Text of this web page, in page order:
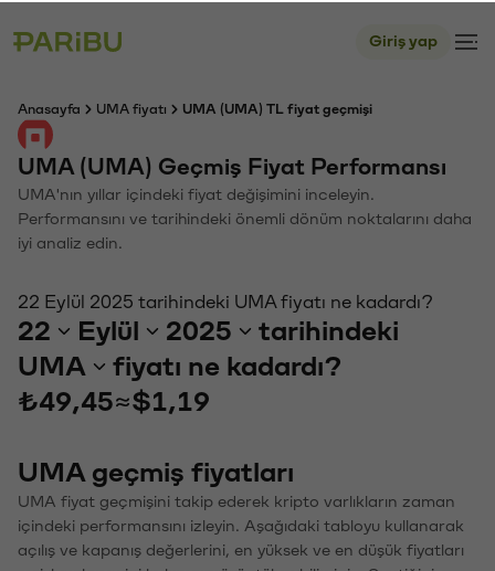
Giriş yap
Anasayfa UMA fiyatı UMA (UMA) TL fiyat geçmişi
UMA (UMA) Geçmiş Fiyat Performansı
UMA'nın yıllar içindeki fiyat değişimini inceleyin.
Performansını ve tarihindeki önemli dönüm noktalarını daha
iyi analiz edin.
22 Eylül 2025 tarihindeki UMA fiyatı ne kadardı?
22 Eylül 2025
tarihindeki
UMA
fiyatı ne kadardı?
₺49,45≈$1,19
UMA geçmiş fiyatları
UMA fiyat geçmişini takip ederek kripto varlıkların zaman
içindeki performansını izleyin. Aşağıdaki tabloyu kullanarak
açılış ve kapanış değerlerini, en yüksek ve en düşük fiyatları